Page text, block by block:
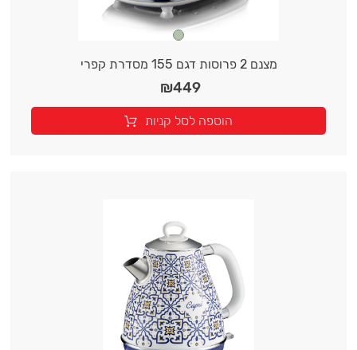
מצנם 2 פרוסות דגם 155 מסדרת קפרי
₪449
הוספה לסל קניות